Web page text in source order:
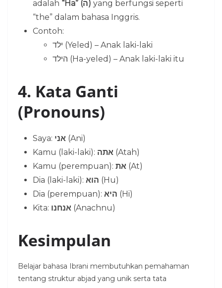
adalah
“Ha” (ה) yang berfungsi seperti
“the” dalam bahasa Inggris.
Contoh:
ילד (Yeled) – Anak laki-laki
הילד (Ha-yeled) – Anak laki-laki itu
4. Kata Ganti
(Pronouns)
Saya: אני (Ani)
Kamu (laki-laki): אתה (Atah)
Kamu (perempuan): את (At)
Dia (laki-laki): הוא (Hu)
Dia (perempuan): היא (Hi)
Kita: אנחנו (Anachnu)
Kesimpulan
Belajar bahasa Ibrani membutuhkan pemahaman
tentang struktur abjad yang unik serta tata